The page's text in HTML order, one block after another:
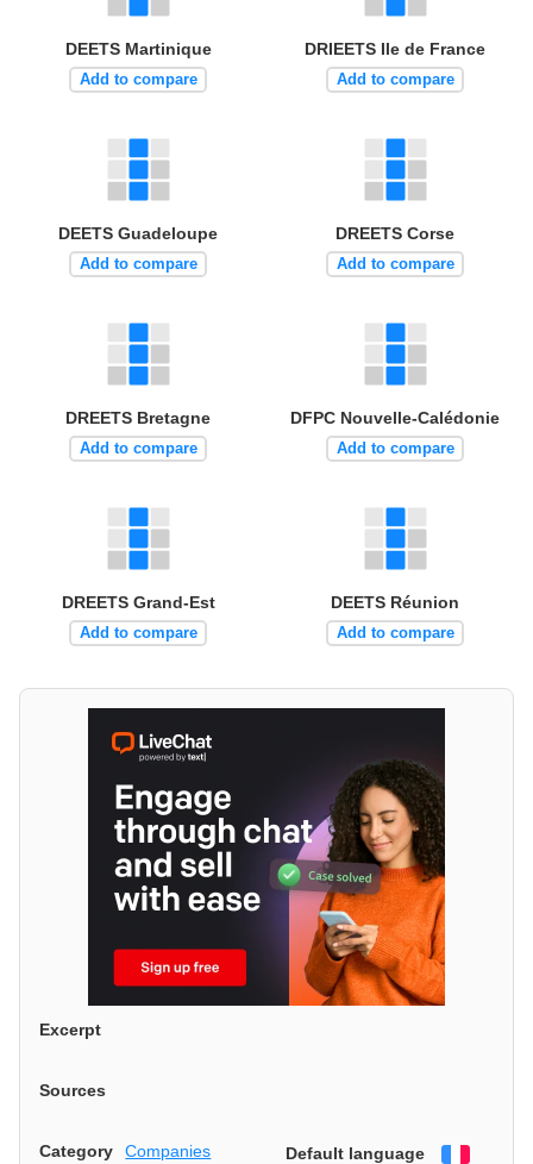
DEETS Martinique
Add to compare
DRIEETS Ile de France
Add to compare
DEETS Guadeloupe
Add to compare
DREETS Corse
Add to compare
DREETS Bretagne
Add to compare
DFPC Nouvelle-Calédonie
Add to compare
DREETS Grand-Est
Add to compare
DEETS Réunion
Add to compare
Excerpt
Sources
Category Companies Default language